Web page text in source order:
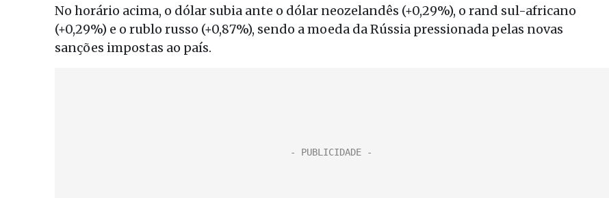
No horário acima, o dólar subia ante o dólar neozelandês (+0,29%), o rand sul-africano
(+0,29%) e o rublo russo (+0,87%), sendo a moeda da Rússia pressionada pelas novas
sanções impostas ao país.